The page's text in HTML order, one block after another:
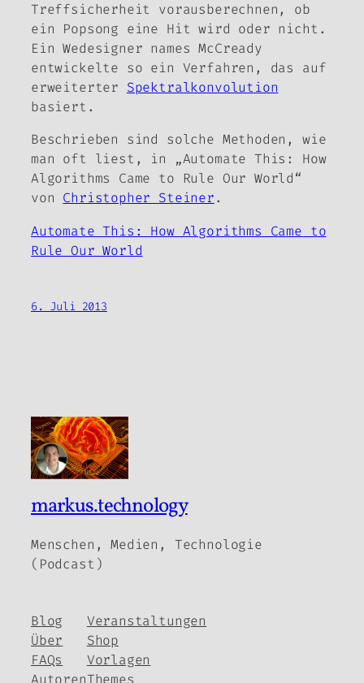
Treffsicherheit vorausberechnen, ob
ein Popsong eine Hit wird oder nicht.
Ein Wedesigner names McCready
entwickelte so ein Verfahren, das auf
erweiterter Spektralkonvolution
basiert.
Beschrieben sind solche Methoden, wie
man oft liest, in „Automate This: How
Algorithms Came to Rule Our World“
von Christopher Steiner.
Automate This: How Algorithms Came to
Rule Our World
6. Juli 2013
markus.technology
Menschen, Medien, Technologie
(Podcast)
Blog
Über
FAQs
Autoren
Veranstaltungen
Shop
Vorlagen
Themes